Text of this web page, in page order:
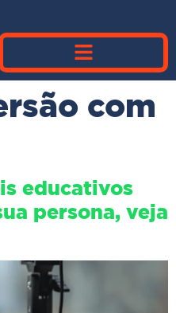
com
educativos
persona, veja